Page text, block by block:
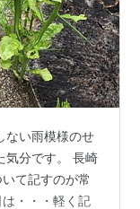
ない雨模様のせ
気分です。 長崎
て記すのが常
・・・軽く記